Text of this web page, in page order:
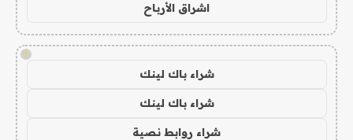
اشراق الأرباح
!
شراء باك لينك
شراء باك لينك
شراء روابط نصية